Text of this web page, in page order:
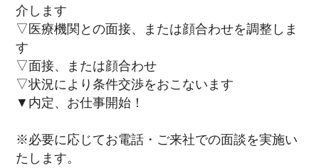
介します
▽医療機関との面接、または顔合わせを調整しま
す
▽面接、または顔合わせ
▽状況により条件交渉をおこないます
▼内定、お仕事開始！
※必要に応じてお電話・ご来社での面談を実施い
たします。